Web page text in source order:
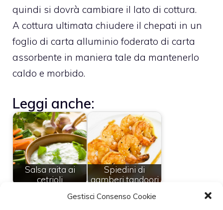
Gestisci Consenso Cookie
quindi si dovrà cambiare il lato di cottura.
A cottura ultimata chiudere il chepati in un
foglio di carta alluminio foderato di carta
assorbente in maniera tale da mantenerlo
caldo e morbido.
Leggi anche:
Salsa raita ai
cetrioli
Spiedini di
gamberi tandoori